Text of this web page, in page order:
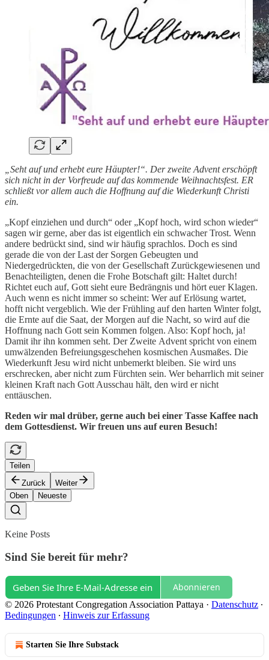
„Seht auf und erhebt eure Häupter!“. Der zweite Advent erschöpft
sich nicht in der Vorfreude auf das kommende Weihnachtsfest. ER
schließt vor allem auch die Hoffnung auf die Wiederkunft Christi
ein.
„Kopf einziehen und durch“ oder „Kopf hoch, wird schon wieder“
sagen wir gerne, aber das ist eigentlich ein schwacher Trost. Wenn
andere bedrückt sind, sind wir häufig sprachlos. Doch es sind
gerade die von der Last der Sorgen Gebeugten und
Niedergedrückten, die von der Gesellschaft Zurückgewiesenen und
Benachteiligten, denen die Frohe Botschaft gilt: Haltet durch!
Richtet euch auf, Gott sieht eure Bedrängnis und hört euer Klagen.
Auch wenn es nicht immer so scheint: Wer auf Erlösung wartet,
hofft nicht vergeblich. Wie der Frühling auf den harten Winter folgt,
die Ernte auf die Saat, der Morgen auf die Nacht, so wird auf die
Hoffnung nach Gott sein Kommen folgen. Also: Kopf hoch, ja!
Damit ihr ihn kommen seht. Der Zweite Advent spricht von einem
umwälzenden Befreiungsgeschehen kosmischen Ausmaßes. Die
Wiederkunft Jesu wird nicht unbemerkt bleiben. Sie wird uns
erschrecken, aber nicht zum Fürchten sein. Wer beharrlich mit seiner
kleinen Kraft nach Gott Ausschau hält, den wird er nicht
enttäuschen.
Reden wir mal drüber, gerne auch bei einer Tasse Kaffee nach
dem Gottesdienst. Wir freuen uns auf euren Besuch!
Teilen
Zurück
Weiter
Oben
Neueste
Keine Posts
Sind Sie bereit für mehr?
Abonnieren
© 2026 Protestant Congregation Association Pattaya · Datenschutz ∙
Bedingungen ∙ Hinweis zur Erfassung
Starten Sie Ihre Substack